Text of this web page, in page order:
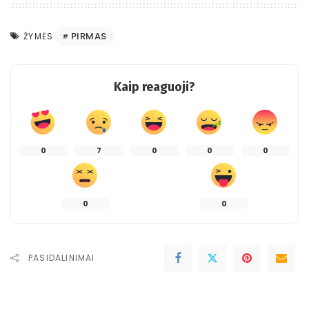
ŽYMĖS PIRMAS
Kaip reaguoji?
0 7 0 0 0
0 0
PASIDALINIMAI